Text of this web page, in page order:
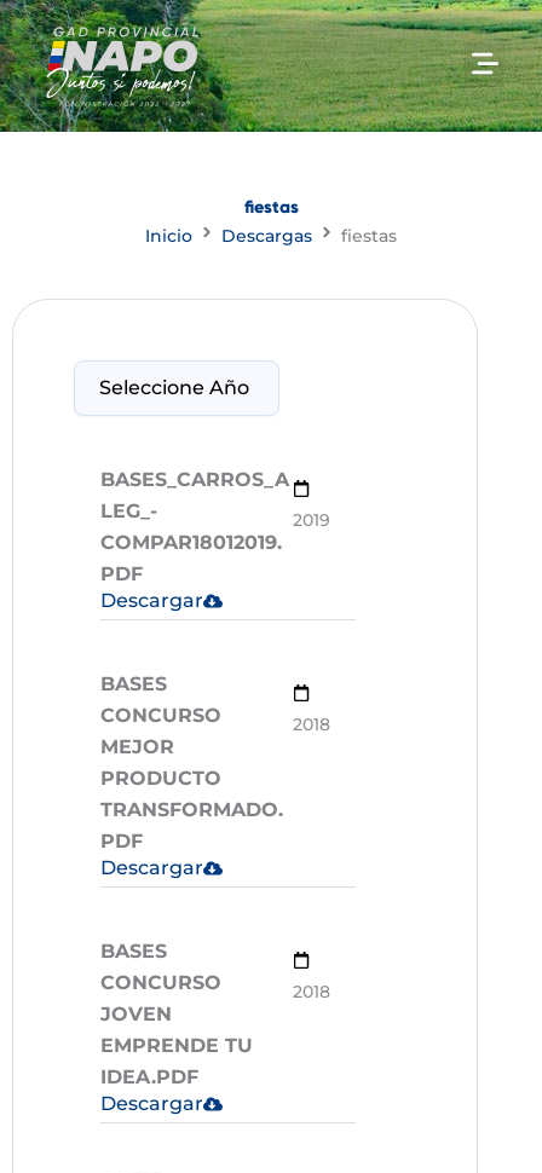
Ir
al
contenido
fiestas
Inicio
Descargas fiestas
BASES_CARROS_A
LEG_-
COMPAR18012019.
PDF
2019
Descargar
BASES
CONCURSO
MEJOR
PRODUCTO
TRANSFORMADO.
PDF
2018
Descargar
BASES
CONCURSO
JOVEN
EMPRENDE TU
IDEA.PDF
2018
Descargar